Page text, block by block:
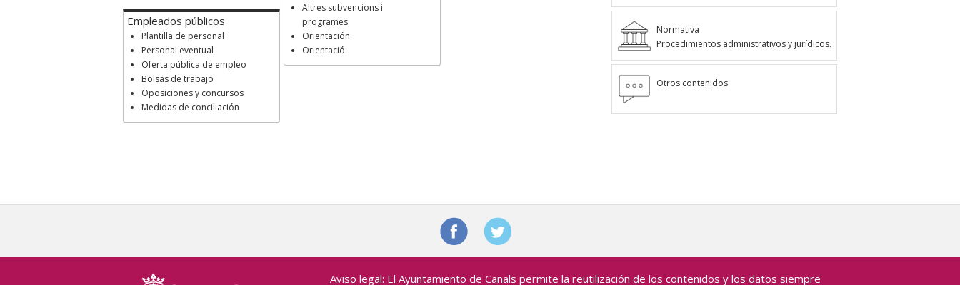
Empleados públicos
Plantilla de personal
Personal eventual
Oferta pública de empleo
Bolsas de trabajo
Oposiciones y concursos
Medidas de conciliación
Altres subvencions i
programes
Orientación
Orientació
Normativa
Procedimientos administrativos y jurídicos.
Otros contenidos
Aviso legal: El Ayuntamiento de Canals permite la reutilización de los contenidos y los datos siempre